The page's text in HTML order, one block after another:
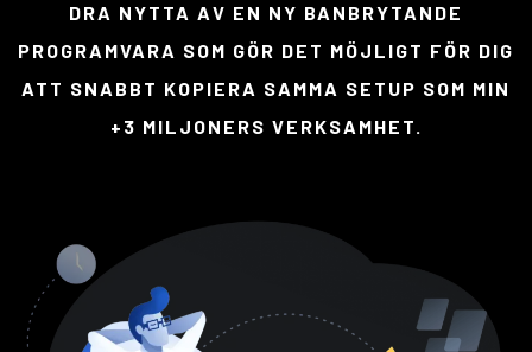
DRA NYTTA AV EN NY BANBRYTANDE
PROGRAMVARA SOM GÖR DET MÖJLIGT FÖR DIG
ATT SNABBT KOPIERA SAMMA SETUP SOM MIN
+3 MILJONERS VERKSAMHET.